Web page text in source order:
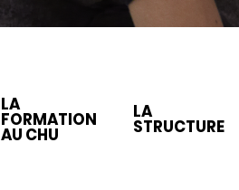
LA
FORMATION
AU CHU
LA
STRUCTURE